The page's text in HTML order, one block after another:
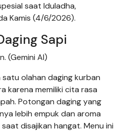
saat Iduladha,
Kamis (4/6/2026).
Sapi
(Gemini AI)
olahan daging kurban
karena memiliki cita rasa
Potongan daging yang
lebih empuk dan aroma
disajikan hangat. Menu ini